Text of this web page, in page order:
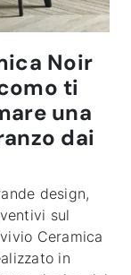
Noir
ti
una
dai
design,
sul
Ceramica
in